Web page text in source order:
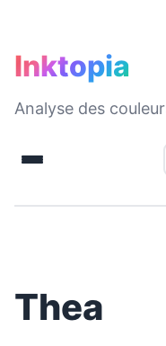
Inktopia
Analyse des
Thea